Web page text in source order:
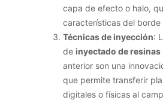
capa de efecto o halo,
características del borde
Técnicas de inyección:
de inyectado de resinas
anterior son una
que permite transferir
digitales o físicas al